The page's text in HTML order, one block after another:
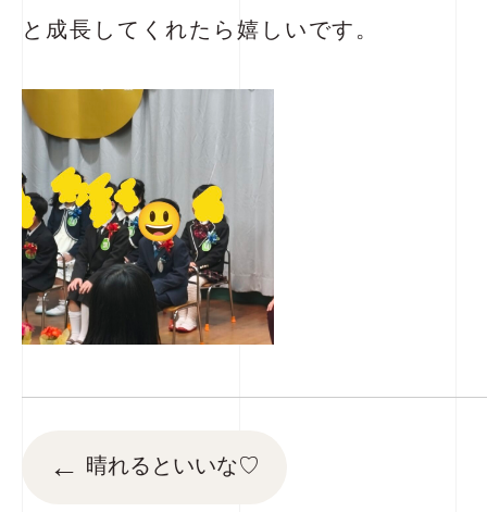
と成長してくれたら嬉しいです。
← 晴れるといいな♡